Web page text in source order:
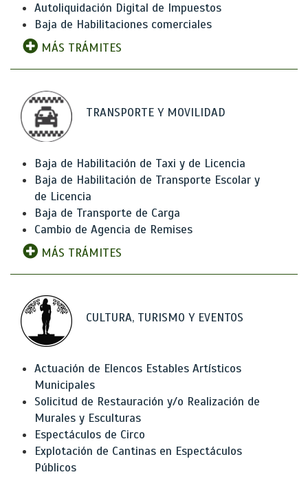
Autoliquidación Digital de Impuestos
Baja de Habilitaciones comerciales
MÁS TRÁMITES
TRANSPORTE Y MOVILIDAD
Baja de Habilitación de Taxi y de Licencia
Baja de Habilitación de Transporte Escolar y
de Licencia
Baja de Transporte de Carga
Cambio de Agencia de Remises
MÁS TRÁMITES
CULTURA, TURISMO Y EVENTOS
Actuación de Elencos Estables Artísticos
Municipales
Solicitud de Restauración y/o Realización de
Murales y Esculturas
Espectáculos de Circo
Explotación de Cantinas en Espectáculos
Públicos